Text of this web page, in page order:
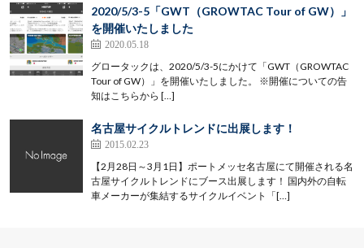
2020/5/3-5「GWT（GROWTAC Tour of GW）」
を開催いたしました
2020.05.18
グロータックは、2020/5/3-5にかけて「GWT（GROWTAC
Tour of GW）」を開催いたしました。 ※開催についての告
知はこちらから […]
名古屋サイクルトレンドに出展します！
2015.02.23
【2月28日～3月1日】ポートメッセ名古屋にて開催される名
古屋サイクルトレンドにブース出展します！ 国内外の自転
車メーカーが集結するサイクルイベント「[…]